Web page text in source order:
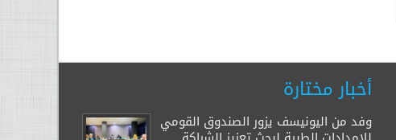
أخبار مختارة
وفد من اليونيسف يزور الصندوق القومي